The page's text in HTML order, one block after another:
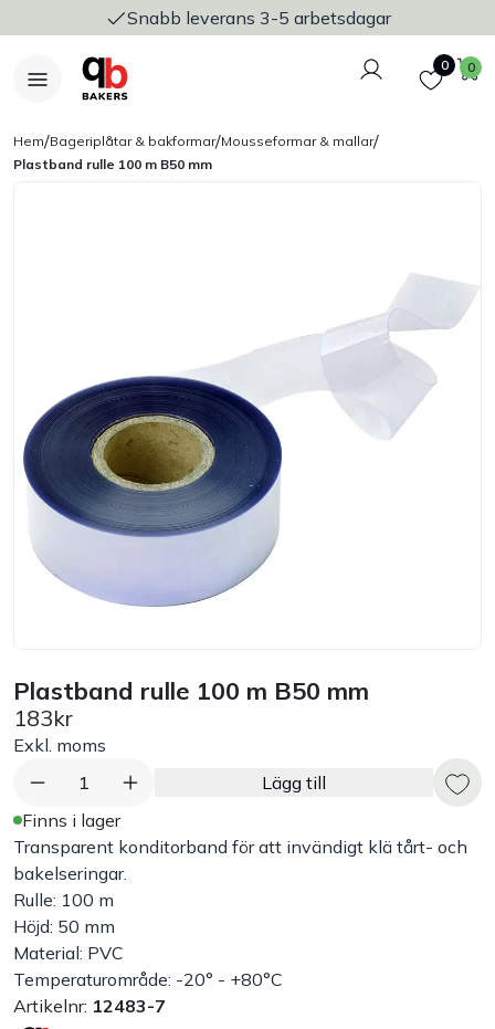
Snabb leverans 3-5 arbetsdagar
Logga in
Favoriter
0 0
Stickvagnar & transport
Utensilier
Bord
Råvaruhantering & lagring
Exponering & servering
Städutrustning
Arbetskläder
Plåtbyte
Monin
Hem/Bageriplåtar & bakformar/Mousseformar & mallar/
Plastband rulle 100 m B50 mm
Plastband rulle 100 m B50 mm
183kr
Exkl. moms
1
Lägg till
Finns i lager
Transparent konditorband för att invändigt klä tårt- och
bakelseringar.
Rulle: 100 m
Höjd: 50 mm
Material: PVC
Temperaturområde: -20° - +80°C
Artikelnr: 12483-7